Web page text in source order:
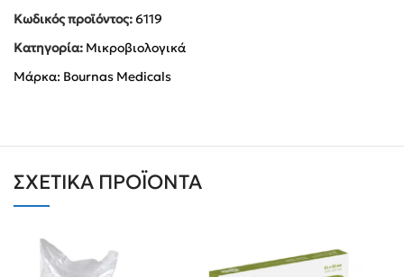
Κωδικός προϊόντος:6119
Κατηγορία: Μικροβιολογικά
Μάρκα: Bournas Medicals
ΣΧΕΤΙΚΆ ΠΡΟΪΌΝΤΑ